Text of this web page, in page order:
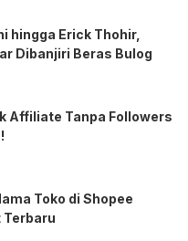
hingga Erick Thohir,
Dibanjiri Beras Bulog
Affiliate Tanpa Followers
Toko di Shopee
Terbaru